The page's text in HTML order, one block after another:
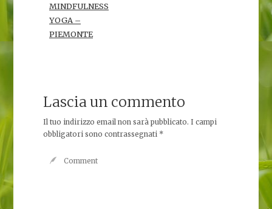
MINDFULNESS
YOGA –
PIEMONTE
Lascia un commento
Il tuo indirizzo email non sarà pubblicato. I campi
obbligatori sono contrassegnati *